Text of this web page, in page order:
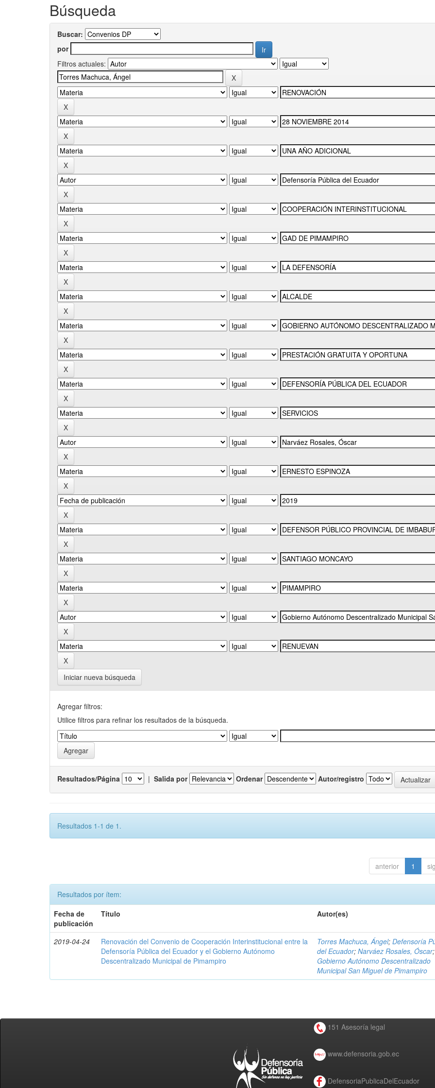
Búsqueda
Buscar:
por
Filtros actuales:
Iniciar nueva búsqueda
Agregar filtros:
Utilice filtros para refinar los resultados de la búsqueda.
Resultados/Página | Salida por Ordenar Autor/registro
Resultados 1-1 de 1.
anterior 1
Resultados por ítem:
Fecha de
publicación
Título Autor(es)
2019-04-24
Renovación del Convenio de Cooperación Interinstitucional entre la
Defensoría Pública del Ecuador y el Gobierno Autónomo
Descentralizado Municipal de Pimampiro
Torres Machuca, Ángel;Defensoría
del Ecuador;Narváez Rosales, Óscar;
Gobierno Autónomo Descentralizado
Municipal San Miguel de Pimampiro
151 Asesoría legal
www.defensoria.gob.ec
DefensoriaPublicaDelEcuador